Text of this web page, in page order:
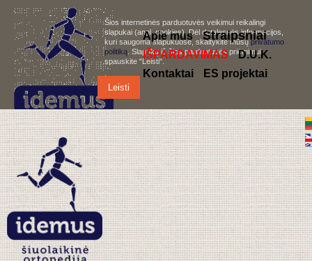
Šios internetinės parduotuvės veikimui reikalingi
slapukai (angl. cookies). Dėl detalesnės informacijos,
kuri saugoma slapukuose, skaitykite mūsųprivatumo
politiką . Slapukų iš šios parduotuvės priėmimui,
spauskite "Leisti".
Leisti
Apie mus Straipsniai
IŠPARDAVIMAS
D.U.K.
Kontaktai
ES projektai